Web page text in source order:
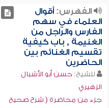
الفهرس:أقوال
العلماء في سهم
الفارس والراجل من
الغنيمة , باب كيفية
تقسيم الغنائم بين
الحاضرين
للشيخ: حسن أبو الأشبال
الزهيري
جزء من محاضرة ( شرح صحيح